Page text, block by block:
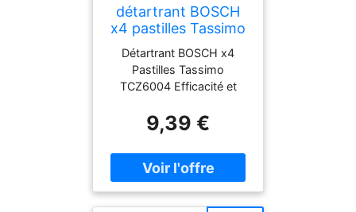
détartrant BOSCH
x4 pastilles Tassimo
TC
Détartrant BOSCH x4
Pastilles Tassimo
TCZ6004 Efficacité et
pastilles détartrantes
BOSCH Tassimo
TCZ6004 sont conçues
pour offrir un entretien
optimal de votre machine
9,39 €